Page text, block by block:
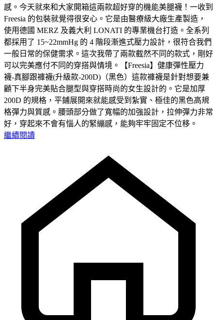
感。今天就來和大家開箱這兩款超好穿的機能美腿襪！一收到
Freesia 的包裝就覺得很安心。它是由醫療級大廠生產製造，
使用德國 MERZ 及義大利 LONATI 的專業機台打造。全系列
都採用了 15~22mmHg 的 4 階段漸進式壓力設計，很符合我們
一般日常的保健需求。這次我帶了兩款截然不同的款式，剛好
可以完美應付不同的穿搭與情境。【Freesia】健康彈性壓力
襪-真腳跟褲襪(升級款-200D)（黑色）這款褲襪是針對想要兼
顧下半身完美貼合腿型與穿搭時尚的女生設計的。它是加厚
200D 的規格，平鋪展開來就能感受到紮實、極佳的黑色高規
格彈力與質感。腰頭部分做了寬幅的加強設計，拉伸彈力非常
好，穿起來不會有惱人的緊繃感，能夠牢牢固定不位移。
繼續閱讀